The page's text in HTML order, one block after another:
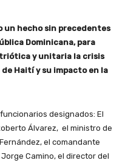
un hecho sin precedentes
Dominicana, para
y unitaria la crisis
Haití y su impacto en la
designados: El
Álvarez, el ministro de
el comandante
Camino, el director del